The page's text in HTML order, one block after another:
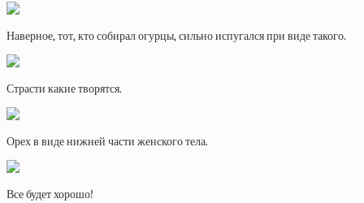
Наверное, тот, кто собирал огурцы, сильно испугался при виде такого.
Страсти какие творятся.
Орех в виде нижней части женского тела.
Все будет хорошо!